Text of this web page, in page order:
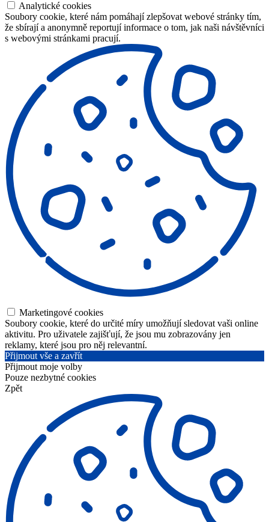
Analytické cookies
Soubory cookie, které nám pomáhají zlepšovat webové stránky tím,
že sbírají a anonymně reportují informace o tom, jak naši návštěvníci
s webovými stránkami pracují.
Marketingové cookies
Soubory cookie, které do určité míry umožňují sledovat vaši online
aktivitu. Pro uživatele zajišťují, že jsou mu zobrazovány jen
reklamy, které jsou pro něj relevantní.
Přijmout vše a zavřít
Přijmout moje volby
Pouze nezbytné cookies
Zpět